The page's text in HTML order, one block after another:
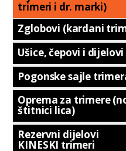
trimeri i dr. marki)
Zglobovi (kardani
Ušice, čepovi i
Pogonske sajle
Oprema za trimere
štitnici lica)
Rezervni dijelovi
KINESKI trimeri